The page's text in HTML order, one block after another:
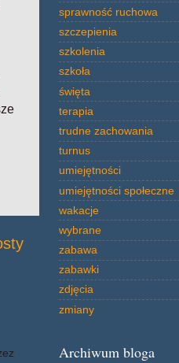
sprawność ruchowa
szczepienia
szkolenia
szkoła
święta
terapia
trudne zachowania
turnus
umiejętności
umiejętności społeczne
wakacje
wybrane
zabawa
zabawki
zdjęcia
zmiany
Archiwum bloga